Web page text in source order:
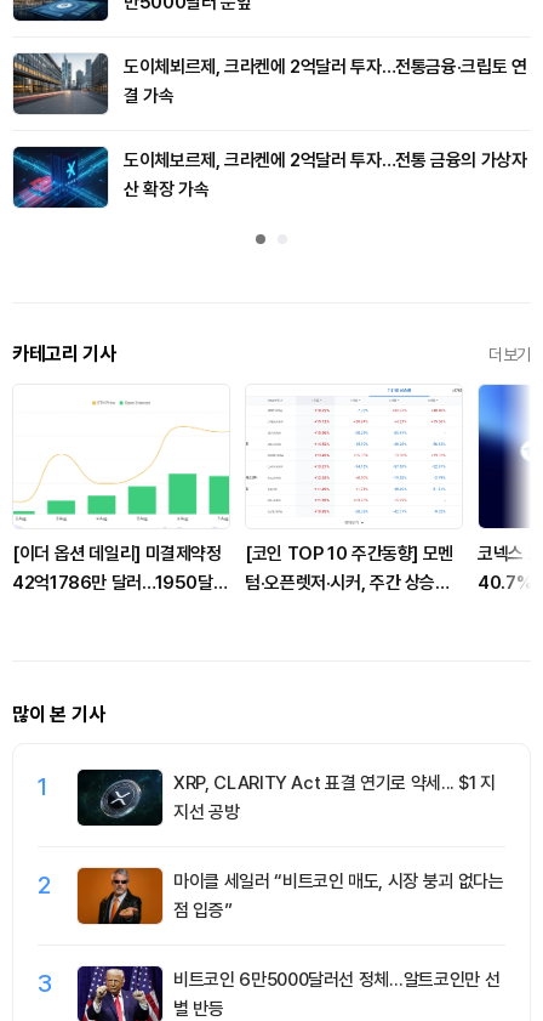
도이체뵈르제, 크라켄에 2억달러 투자…전통금융·크립토 연
결 가속
도이체보르제, 크라켄에 2억달러 투자…전통 금융의 가상자
산 확장 가속
카테고리 기사 더보기
[이더 옵션 데일리] 미결제약정
42억1786만 달러…1950달러
[코인 TOP 10 주간동향] 모멘
텀·오픈렛저·시커, 주간 상승률
코넥스
40.7%
많이 본 기사
1
XRP, CLARITY Act 표결 연기로 약세... $1 지
지선 공방
2
마이클 세일러 “비트코인 매도, 시장 붕괴 없다는
점 입증”
3
비트코인 6만5000달러선 정체…알트코인만 선
별 반등